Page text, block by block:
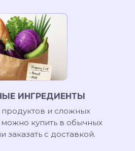
и сложных
купить в обычных
заказать с доставкой.
ИНГРЕДИЕНТЫ